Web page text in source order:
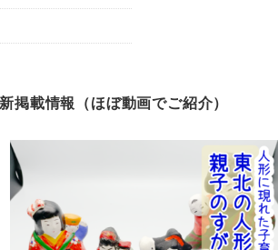
掲載情報（ほぼ動画でご紹介）